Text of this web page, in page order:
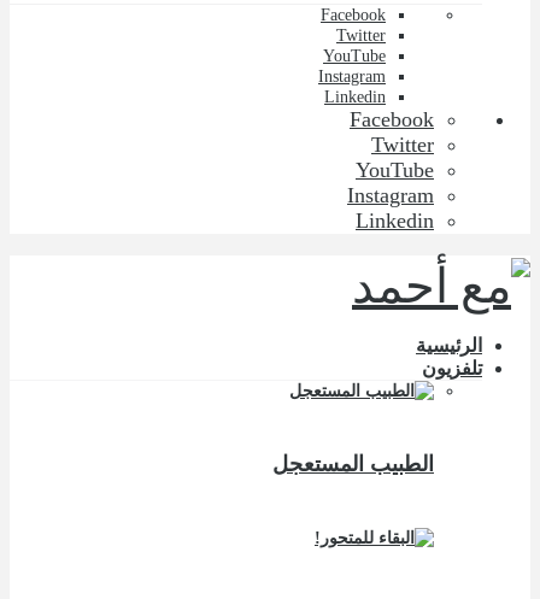
Facebook
Twitter
YouTube
Instagram
Linkedin
Facebook
Twitter
YouTube
Instagram
Linkedin
الرئيسية
تلفزيون
الطبيب المستعجل